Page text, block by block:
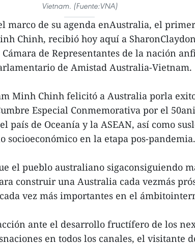
Vietnam. (Fuente:VNA)
marco de su agenda enAustralia, el
Chinh, recibió hoy aquí a SharonClaydon
de Representantes de la nación
de Amistad Australia-Vietnam.
Minh Chinh felicitó a Australia porla
Especial Conmemorativa por el
país de Oceanía y la ASEAN, así como
socioeconómico en la etapa pos-pandemia.
el pueblo australiano sigaconsiguiendo
construir una Australia cada vezmás
vez más importantes en el
ante el desarrollo fructífero de los
en todos los canales, el visitante